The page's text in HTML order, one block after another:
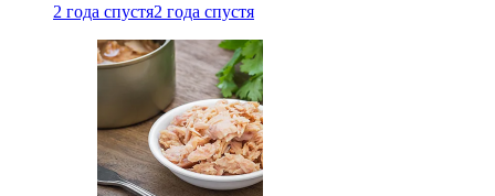
2 года спустя2 года спустя